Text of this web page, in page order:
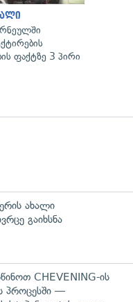
ფაქტზე 3 პირი
ახალი
გაიხსნა
CHEVENING-ის
პროცესში —